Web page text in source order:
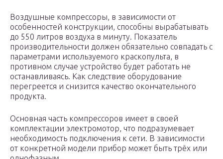
Воздушные компрессоры, в зависимости от
особенностей конструкции, способны вырабатывать
до 550 литров воздуха в минуту. Показатель
производительности должен обязательно совпадать с
параметрами используемого краскопульта, в
противном случае устройство будет работать не
останавливаясь. Как следствие оборудование
перегреется и снизится качество окончательного
продукта.
Основная часть компрессоров имеет в своей
комплектации электромотор, что подразумевает
необходимость подключения к сети. В зависимости
от конкретной модели прибор может быть трёх или